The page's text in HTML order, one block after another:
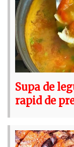
Supa de
rapid de